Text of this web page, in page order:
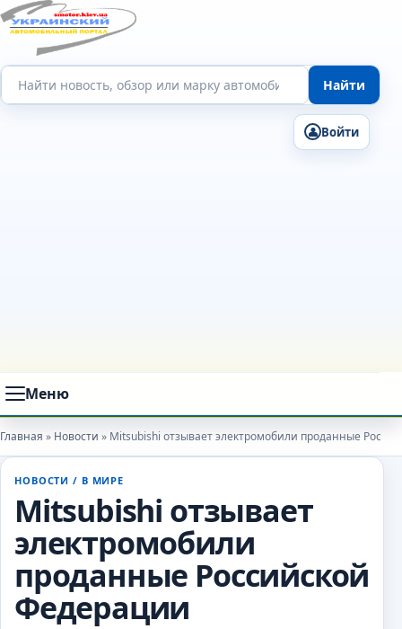
Поиск по сайту
Найти
Войти
Меню
Главная » Новости » Mitsubishi отзывает электромобили проданные
autoexpert
НОВОСТИ / В МИРЕ
Mitsubishi отзывает
электромобили
проданные Российской
Федерации